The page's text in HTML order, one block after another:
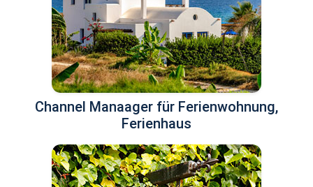
Channel Manaager für Ferienwohnung,
Ferienhaus